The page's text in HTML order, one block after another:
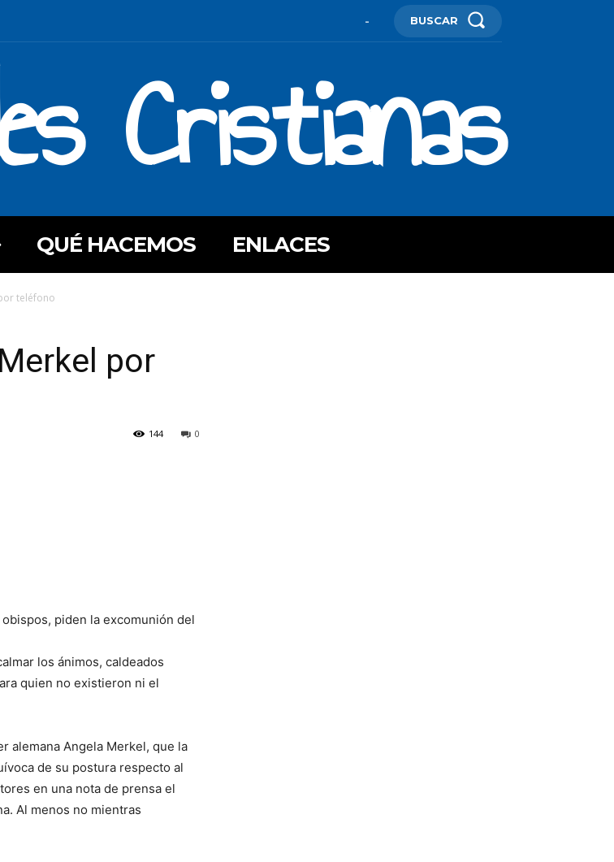
- BUSCAR
Cristianas
QUÉ HACEMOS ENLACES
teléfono
por
0
144
piden la excomunión del
los ánimos, caldeados
quien no existieron ni el
alemana Angela Merkel, que la
de su postura respecto al
en una nota de prensa el
Al menos no mientras